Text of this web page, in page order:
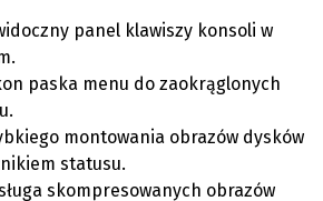
panel klawiszy konsoli w
paska menu do zaokrąglonych
montowania obrazów dysków
statusu.
skompresowanych obrazów